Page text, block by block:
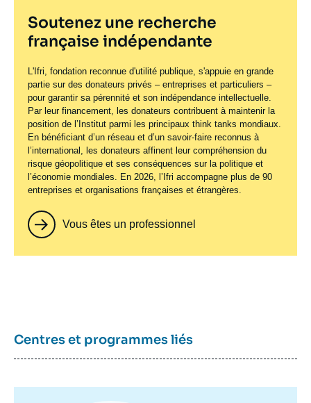
Soutenez une recherche
française indépendante
L'Ifri, fondation reconnue d'utilité publique, s'appuie en grande
partie sur des donateurs privés – entreprises et particuliers –
pour garantir sa pérennité et son indépendance intellectuelle.
Par leur financement, les donateurs contribuent à maintenir la
position de l’Institut parmi les principaux think tanks mondiaux.
En bénéficiant d’un réseau et d’un savoir-faire reconnus à
l’international, les donateurs affinent leur compréhension du
risque géopolitique et ses conséquences sur la politique et
l’économie mondiales. En 2026, l’Ifri accompagne plus de 90
entreprises et organisations françaises et étrangères.
Vous êtes un professionnel
Centres et programmes liés